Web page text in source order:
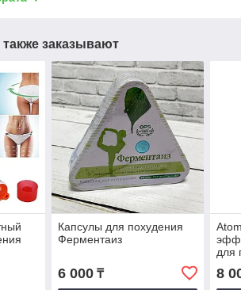
заказывают
Капсулы для похудения
Ферментаиз
6 000₸
для
8